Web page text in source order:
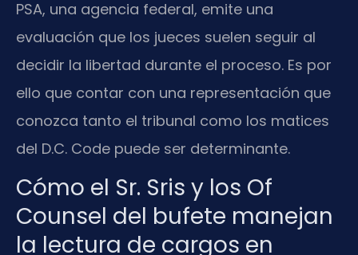
PSA, una agencia federal, emite una
evaluación que los jueces suelen seguir al
decidir la libertad durante el proceso. Es por
ello que contar con una representación que
conozca tanto el tribunal como los matices
del D.C. Code puede ser determinante.
Cómo el Sr. Sris y los Of
Counsel del bufete manejan
la lectura de cargos en